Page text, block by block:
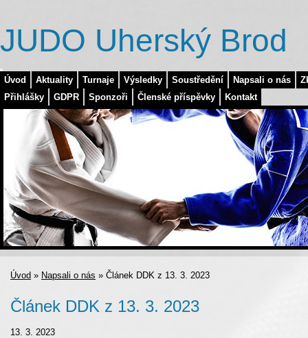
Úvod Aktuality Turnaje Výsledky Soustředění Napsali o nás
Přihlášky
GDPR Sponzoři Členské příspěvky Kontakt
JUDO Uherský Brod
Úvod » Napsali o nás » Článek DDK z 13. 3. 2023
Článek DDK z 13. 3. 2023
13. 3. 2023